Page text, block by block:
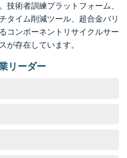
技術者訓練プラットフォーム、
タイム削減ツール、超合金バリ
コンポーネントリサイクルサー
が存在しています。
リーダー